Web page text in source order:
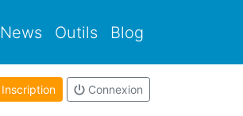
News Outils Blog
Inscription Connexion